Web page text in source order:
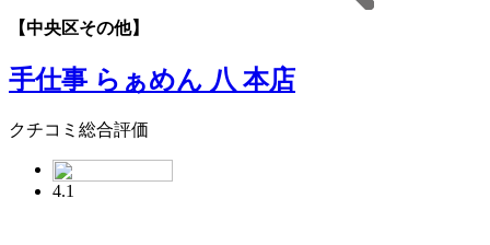
【中央区その他】
手仕事 らぁめん 八 本店
クチコミ総合評価
4.1